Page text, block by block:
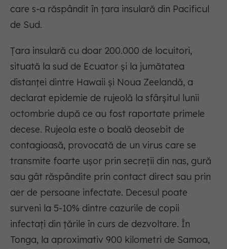
care s-a răspândit în ţara insulară din Pacificul
de Sud.
Ţara insulară cu doar 200.000 de locuitori,
situată la sud de Ecuator şi la jumătatea
distanţei dintre Hawaii şi Noua Zeelandă, a
declarat epidemie de rujeolă la sfârşitul lunii
octombrie după ce au fost raportate primele
decese. Rujeola este o boală deosebit de
contagioasă, provocată de un virus care se
transmite foarte uşor prin secreţii din nas, gură
sau gât răspândite prin contact direct sau prin
aer de persoane infectate. Decesul poate
surveni la 5-10% dintre cazurile de copii
infectaţi din ţările în curs de dezvoltare. În
Tonga, la aproximativ 900 kilometri de Samoa,